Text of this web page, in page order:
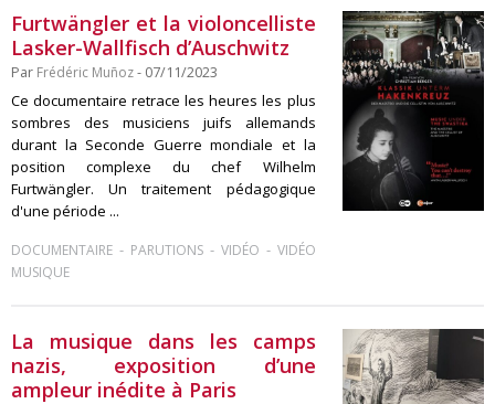
Furtwängler et la violoncelliste
Lasker-Wallfisch d’Auschwitz
Par Frédéric Muñoz- 07/11/2023
Ce documentaire retrace les heures les plus
sombres des musiciens juifs allemands
durant la Seconde Guerre mondiale et la
position complexe du chef Wilhelm
Furtwängler. Un traitement pédagogique
d'une période ...
DOCUMENTAIRE - PARUTIONS- VIDÉO - VIDÉO
MUSIQUE
La musique dans les camps
nazis, exposition d’une
ampleur inédite à Paris